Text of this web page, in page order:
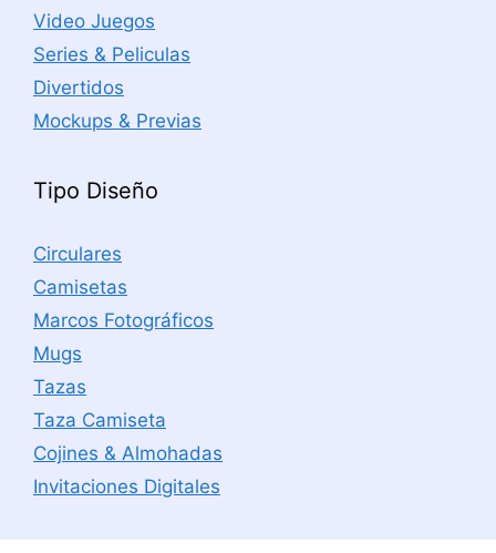
Video Juegos
Series & Peliculas
Divertidos
Mockups & Previas
Tipo Diseño
Circulares
Camisetas
Marcos Fotográficos
Mugs
Tazas
Taza Camiseta
Cojines & Almohadas
Invitaciones Digitales